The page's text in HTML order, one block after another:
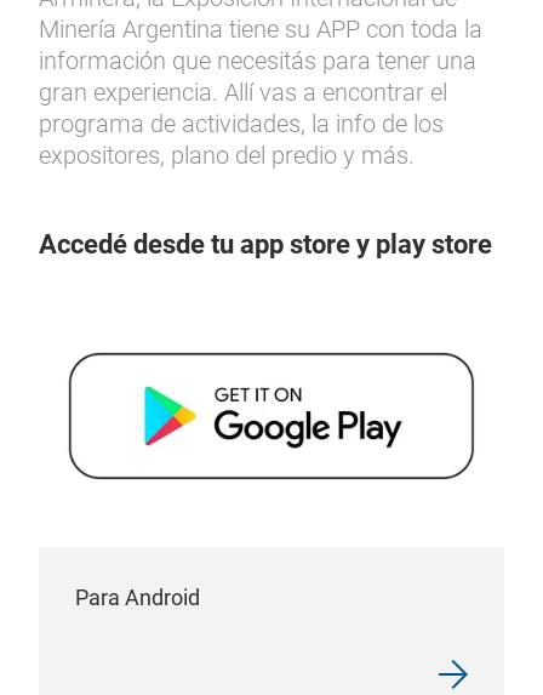
Minería Argentina tiene su APP con toda la
información que necesitás para tener una
gran experiencia. Allí vas a encontrar el
programa de actividades, la info de los
expositores, plano del predio y más.
Accedé desde tu app store y play store
Para Android